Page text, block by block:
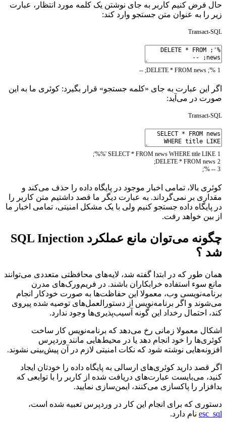
حال فرض کنیم کاربر به جای نوشتن یک کلمه مورد انتظار، عبارت
زیر را به عنوان متن جستجو وارد کند:
Transact-SQL
1
%
'
;
DELETE * FROM news
;
--
اگر این عبارت به جای «کلمه جستجو» قرار بگیرد: کوئری ما به این
صورت در می‌آید:
Transact-SQL
1
2
3
SELECT * FROM news WHERE title LIKE
'%%'
;
DELETE * FROM news
;
-- %';
کوئری بالا، تمامی اخبار موجود در پایگاه داده را حذف می‌کند و
مقداری بر نمی‌گرداند. به عبارت دیگر ما قصد داشتیم متن کاربر را
در پایگاه داده جستجو کنیم ولی با یک مشکل امنیتی، تمامی اخبار ما
از بین خواهد رفت.
چگونه می‌توان مانع عملکرد SQL Injection
شد ؟
همان طور که در ابتدا گفته شد، لایه‌های محافظتی متعددی می‌توانند
مانع سوء استفاده خرابکاران باشند. در فریم‌ورک‌های مدرن
برنامه‌نویسی وب، معمولا این حفاظت‌ها به صورت خودکار انجام
می‌شوند و اگر برنامه‌نویس از دستورالعمل‌های توصیه شده پیروی
کند، احتمال رخداد این گونه آسیب‌پذیری‌ها وجود ندارد.
اشکال معمولا زمانی رخ می‌دهد که برنامه‌نویس کار ساخت
کوئری‌ها را خود انجام دهد یا در محیط‌هایی مانند وردپرس
افزونه‌هایی نوشته شود که نکات امنیتی لازم در آن پیش‌بینی نشوند.
اگر قصد دارید کوئری‌های ارسالی به پایگاه داده را خودتان ایجاد
کنید، می‌بایست عبارت‌های دریافت شده از کاربر را با توابعی که
بدافزار را پاکسازی می‌کنند، ایمن‌سازی نمایید.
دستوری که برای انجام این کار در وردپرس تعبیه شده است،
esc_sql نام دارد.